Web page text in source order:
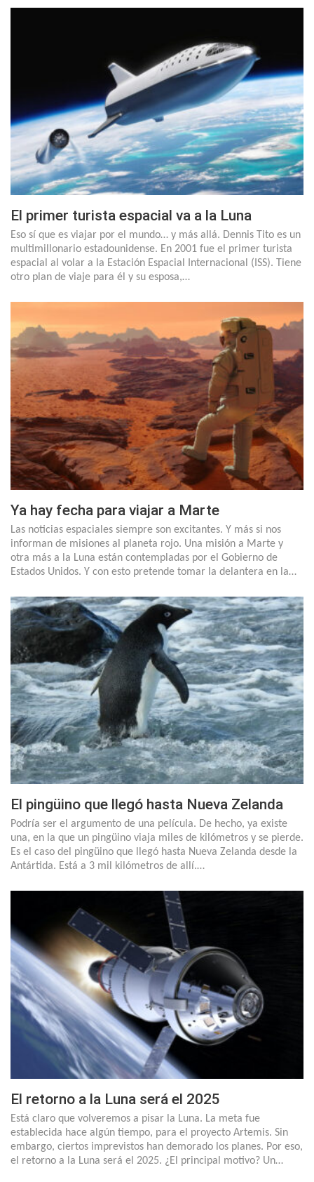
El primer turista espacial va a la Luna
Eso sí que es viajar por el mundo… y más allá. Dennis Tito es un
multimillonario estadounidense. En 2001 fue el primer turista
espacial al volar a la Estación Espacial Internacional (ISS). Tiene
otro plan de viaje para él y su esposa,…
Ya hay fecha para viajar a Marte
Las noticias espaciales siempre son excitantes. Y más si nos
informan de misiones al planeta rojo. Una misión a Marte y
otra más a la Luna están contempladas por el Gobierno de
Estados Unidos. Y con esto pretende tomar la delantera en la…
El pingüino que llegó hasta Nueva Zelanda
Podría ser el argumento de una película. De hecho, ya existe
una, en la que un pingüino viaja miles de kilómetros y se pierde.
Es el caso del pingüino que llegó hasta Nueva Zelanda desde la
Antártida. Está a 3 mil kilómetros de allí.…
El retorno a la Luna será el 2025
Está claro que volveremos a pisar la Luna. La meta fue
establecida hace algún tiempo, para el proyecto Artemis. Sin
embargo, ciertos imprevistos han demorado los planes. Por eso,
el retorno a la Luna será el 2025. ¿El principal motivo? Un…